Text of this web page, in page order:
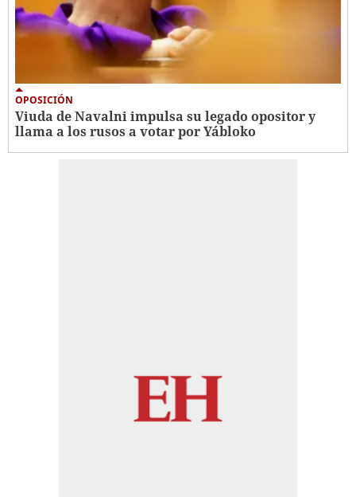
OPOSICIÓN
Viuda de Navalni impulsa su legado opositor y
llama a los rusos a votar por Yábloko